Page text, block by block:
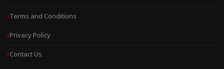
Terms and Conditions
Privacy Policy
Contact Us